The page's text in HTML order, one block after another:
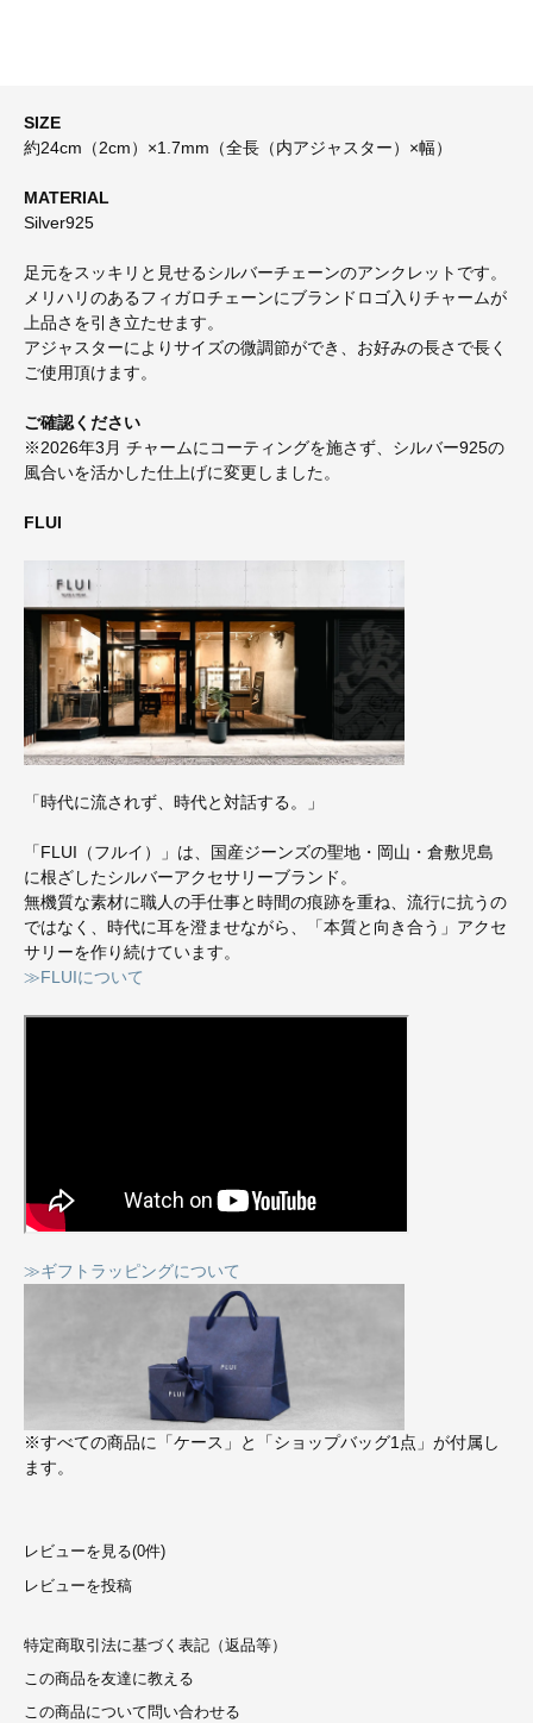
SIZE
約24cm（2cm）×1.7mm（全長（内アジャスター）×幅）
MATERIAL
Silver925
足元をスッキリと見せるシルバーチェーンのアンクレットです。
メリハリのあるフィガロチェーンにブランドロゴ入りチャームが
上品さを引き立たせます。
アジャスターによりサイズの微調節ができ、お好みの長さで長く
ご使用頂けます。
ご確認ください
※2026年3月 チャームにコーティングを施さず、シルバー925の
風合いを活かした仕上げに変更しました。
FLUI
「時代に流されず、時代と対話する。」
「FLUI（フルイ）」は、国産ジーンズの聖地・岡山・倉敷児島
に根ざしたシルバーアクセサリーブランド。
無機質な素材に職人の手仕事と時間の痕跡を重ね、流行に抗うの
ではなく、時代に耳を澄ませながら、「本質と向き合う」アクセ
サリーを作り続けています。
≫FLUIについて
≫ギフトラッピングについて
※すべての商品に「ケース」と「ショップバッグ1点」が付属し
ます。
レビューを見る(0件)
レビューを投稿
特定商取引法に基づく表記（返品等）
この商品を友達に教える
この商品について問い合わせる